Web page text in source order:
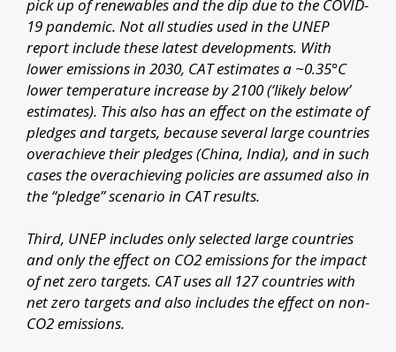
pick up of renewables and the dip due to the COVID-
19 pandemic. Not all studies used in the UNEP
report include these latest developments. With
lower emissions in 2030, CAT estimates a ~0.35°C
lower temperature increase by 2100 (‘likely below’
estimates). This also has an effect on the estimate of
pledges and targets, because several large countries
overachieve their pledges (China, India), and in such
cases the overachieving policies are assumed also in
the “pledge” scenario in CAT results.
Third, UNEP includes only selected large countries
and only the effect on CO2 emissions for the impact
of net zero targets. CAT uses all 127 countries with
net zero targets and also includes the effect on non-
CO2 emissions.